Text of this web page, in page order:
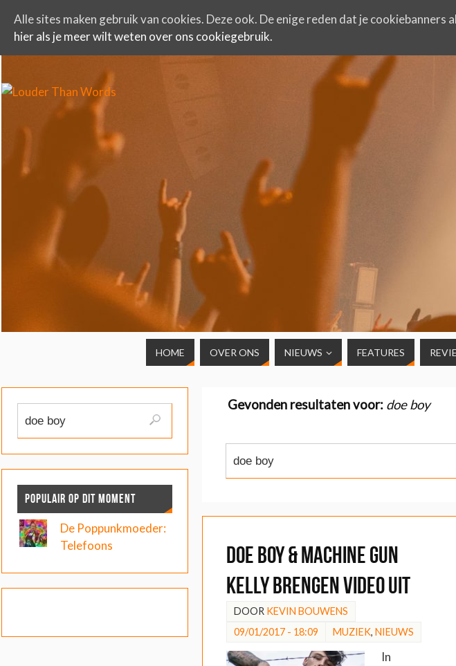
HOME OVER ONS NIEUWS FEATURES
Gevonden resultaten voor: doe boy
Doe Boy & Machine Gun
Kelly brengen video uit
DOOR KEVIN BOUWENS
09/01/2017 - 18:09
MUZIEK, NIEUWS
In
POPULAIR OP DIT MOMENT
De Poppunkmoeder:
Telefoons
Alle sites maken gebruik van cookies. Deze ook. De enige reden dat je
hier als je meer wilt weten over ons cookiegebruik.